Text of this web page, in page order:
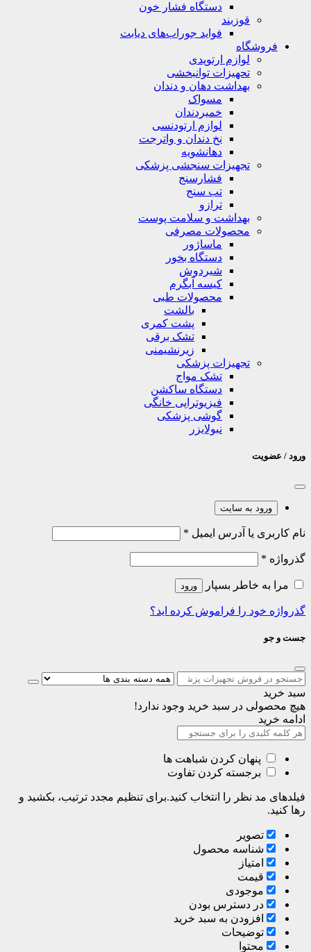
دستگاه فشار خون
قوزبند
فواید جوراب‌های دیابت
فروشگاه
لوازم ارتوپدی
تحهیزات توانبخشی
بهداشت دهان و دندان
مسواک
خمیردندان
لوازم ارتودنسی
نخ دندان و واترجت
دهانشویه
تجهیزات سنجشی پزشکی
فشارسنج
تب سنج
ترازو
بهداشت و سلامت پوست
محصولات مصرفی
ماساژور
دستگاه بخور
شیردوش
کیسه آبگرم
محصولات طبی
بالشت
پشت کمری
تشک برقی
زیرنشیمنی
تجهیزات پزشکی
تشک مواج
دستگاه ساکشن
فیزیوتراپی خانگی
گوشی پزشکی
نبولایزر
ورود / عضویت
ورود به سایت
نام کاربری یا آدرس ایمیل *
گذرواژه *
مرا به خاطر بسپار ورود
گذرواژه خود را فراموش کرده اید؟
جست و جو
سبد خرید
هیچ محصولی در سبد خرید وجود ندارد!
ادامه خرید
پنهان کردن شباهت ها
برجسته کردن تفاوت
فیلدهای مد نظر را انتخاب کنید.برای تنظیم مجدد ترتیب، بکشید و
رها کنید.
تصویر
شناسه محصول
امتیاز
قیمت
موجودی
در دسترس بودن
افزودن به سبد خرید
توضیحات
محتوا